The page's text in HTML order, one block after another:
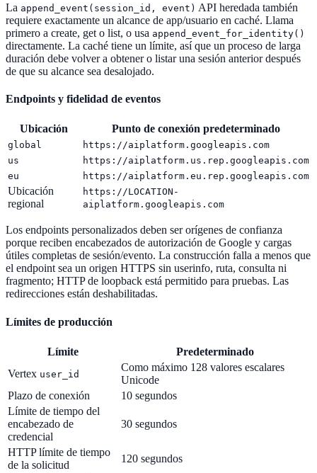
La append_event(session_id, event) API heredada también
requiere exactamente un alcance de app/usuario en caché. Llama
primero a create, get o list, o usa append_event_for_identity()
directamente. La caché tiene un límite, así que un proceso de larga
duración debe volver a obtener o listar una sesión anterior después
de que su alcance sea desalojado.
Endpoints y fidelidad de eventos
Ubicación Punto de conexión predeterminado
global
https://aiplatform.googleapis.com
us
https://aiplatform.us.rep.googleapis.com
eu
https://aiplatform.eu.rep.googleapis.com
Ubicación
regional
https://LOCATION-
aiplatform.googleapis.com
Los endpoints personalizados deben ser orígenes de confianza
porque reciben encabezados de autorización de Google y cargas
útiles completas de sesión/evento. La construcción falla a menos que
el endpoint sea un origen HTTPS sin userinfo, ruta, consulta ni
fragmento; HTTP de loopback está permitido para pruebas. Las
redirecciones están deshabilitadas.
Límites de producción
Límite
Predeterminado
Vertex user_id
Como máximo 128 valores escalares
Unicode
Plazo de conexión
10 segundos
Límite de tiempo del
encabezado de
credencial
30 segundos
HTTP límite de tiempo
de la solicitud
120 segundos